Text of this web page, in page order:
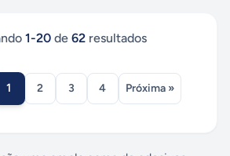
1-20 de 62 resultados
1 2 3 4 Próxima »